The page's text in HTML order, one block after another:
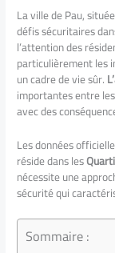
La ville de Pau,
défis sécuritaires
l’attention des
particulièrement les
un cadre de vie sûr.
importantes entre
avec des
Les données
réside dans les
nécessite une
sécurité qui
Sommaire :